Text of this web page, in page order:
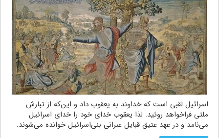
اسرائیل لقبی است که خداوند به یعقوب داد و این‌که از تبارش
ملتی فراخواهد روئید. لذا یعقوب خدای خود را خدای اسرائیل
می‌نامد و در عهد عتیق قبایل عبرانی بنی‌اسرائیل خوانده می‌شوند.